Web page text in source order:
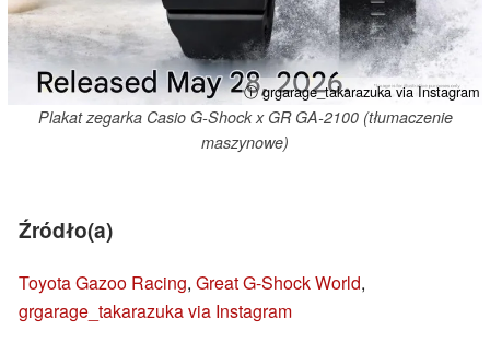
ⓘ grgarage_takarazuka via Instagram
Plakat zegarka Casio G-Shock x GR GA-2100 (tłumaczenie
maszynowe)
Źródło(a)
Toyota Gazoo Racing, Great G-Shock World,
grgarage_takarazuka via Instagram